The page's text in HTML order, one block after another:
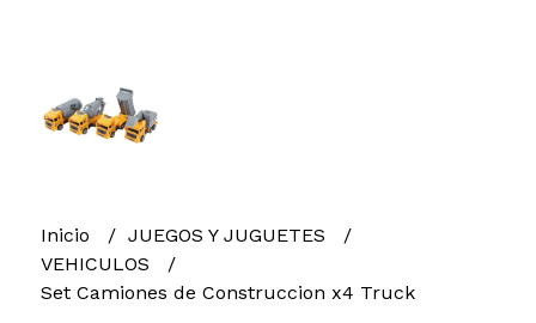
Inicio
JUEGOS Y JUGUETES
VEHICULOS
Set Camiones de Construccion x4 Truck